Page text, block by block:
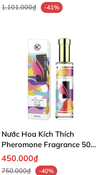
1.101.000₫ -41%
Nước Hoa Kích Thích
Pheromone Fragrance 50ml
Tăng Hứng Thú Yêu
450.000₫
750.000₫ -40%